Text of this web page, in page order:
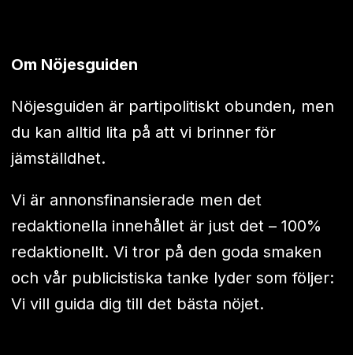
Om Nöjesguiden
Nöjesguiden är partipolitiskt obunden, men
du kan alltid lita på att vi brinner för
jämställdhet.
Vi är annonsfinansierade men det
redaktionella innehållet är just det – 100%
redaktionellt. Vi tror på den goda smaken
och vår publicistiska tanke lyder som följer:
Vi vill guida dig till det bästa nöjet.